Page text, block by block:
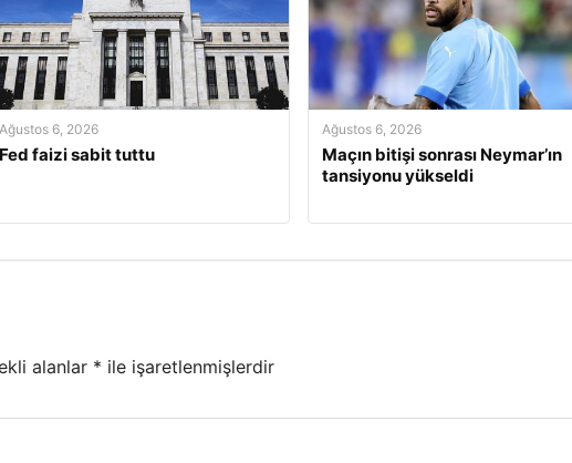
Ağustos 6, 2026
Fed faizi sabit tuttu
Ağustos 6, 2026
Maçın bitişi sonrası Neymar’ın
tansiyonu yükseldi
alanlar * ile işaretlenmişlerdir